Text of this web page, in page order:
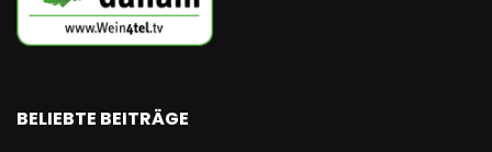
BELIEBTE BEITRÄGE